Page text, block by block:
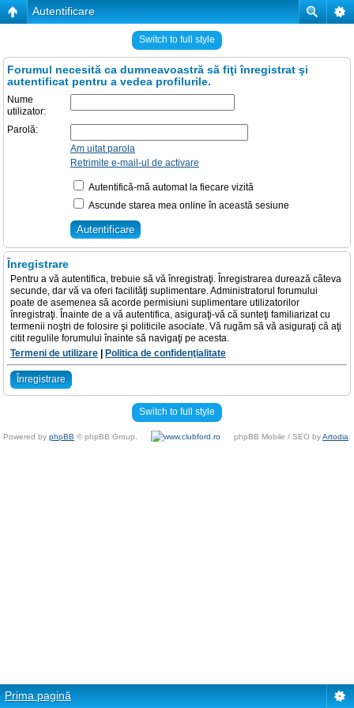
Autentificare
Switch to full style
Forumul necesită ca dumneavoastră să fiţi înregistrat şi
autentificat pentru a vedea profilurile.
Nume
utilizator:
Parolă:
Am uitat parola
Retrimite e-mail-ul de activare
Autentifică-mă automat la fiecare vizită
Ascunde starea mea online în această sesiune
Înregistrare
Pentru a vă autentifica, trebuie să vă înregistraţi. Înregistrarea durează câteva
secunde, dar vă va oferi facilităţi suplimentare. Administratorul forumului
poate de asemenea să acorde permisiuni suplimentare utilizatorilor
înregistraţi. Înainte de a vă autentifica, asiguraţi-vă că sunteţi familiarizat cu
termenii noştri de folosire şi politicile asociate. Vă rugăm să vă asiguraţi că aţi
citit regulile forumului înainte să navigaţi pe acesta.
Termeni de utilizare
Politica de confidenţialitate
Înregistrare
Switch to full style
Powered by phpBB © phpBB Group. phpBB Mobile / SEO byArtodia
Prima pagină